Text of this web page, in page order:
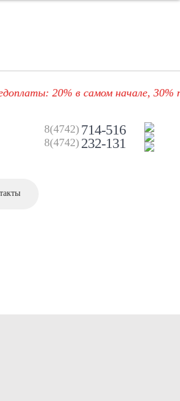
20% в самом начале, 30%
8(4742) 714-516
8(4742) 232-131